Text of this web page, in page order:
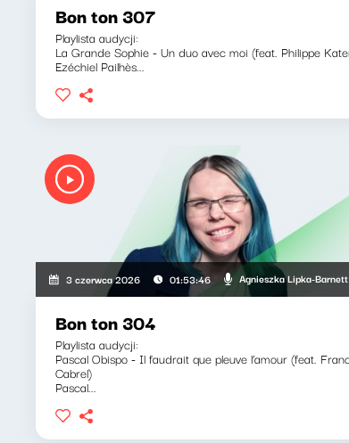
Bon ton 307
Playlista audycji:
La Grande Sophie - Un duo avec moi (feat. Philippe
Ezéchiel Pailhès...
3 czerwca 2026 01:53:46 Agnieszka Lipka-Barnett
Bon ton 304
Playlista audycji:
Pascal Obispo - Il faudrait que pleuve l’amour (feat.
Cabrel)
Pascal...